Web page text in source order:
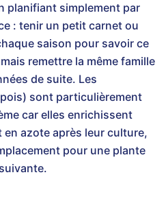
planifiant simplement par
: tenir un petit carnet ou
saison pour savoir ce
remettre la même famille
de suite. Les
sont particulièrement
car elles enrichissent
azote après leur culture,
pour une plante